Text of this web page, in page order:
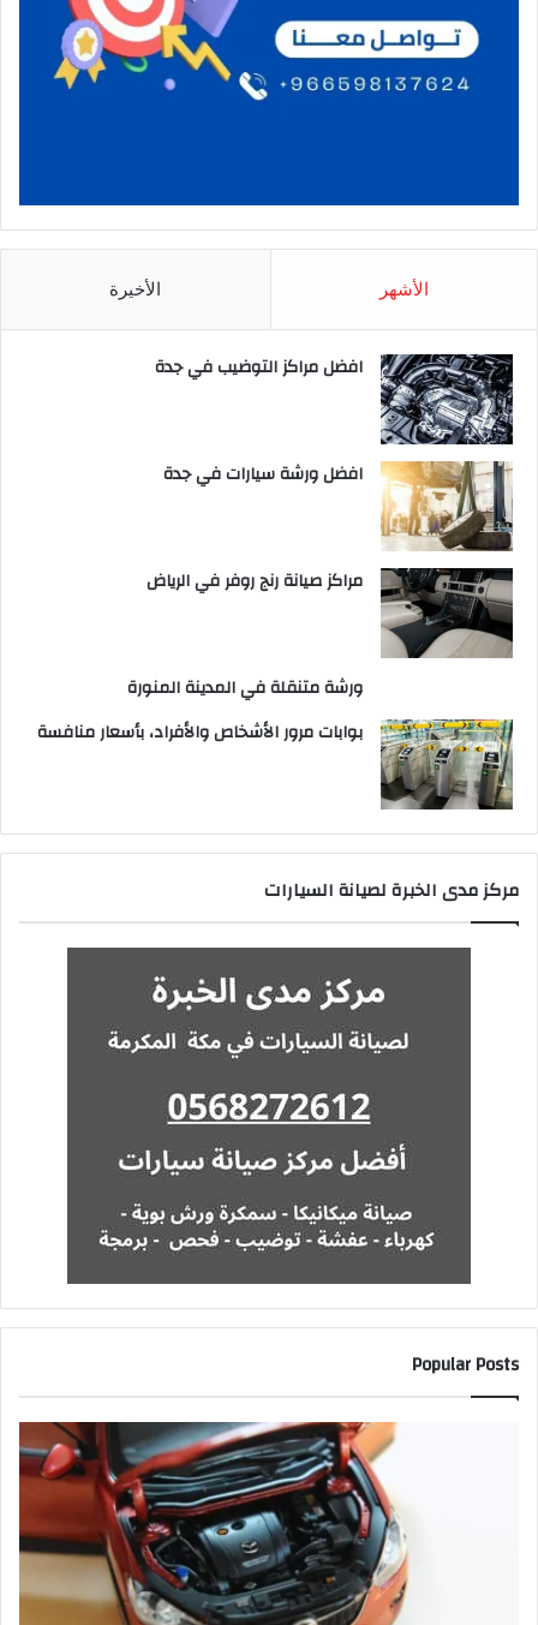
الأشهر الأخيرة
افضل مراكز التوضيب في جدة
افضل ورشة سيارات في جدة
مراكز صيانة رنج روفر في الرياض
ورشة متنقلة في المدينة المنورة
بوابات مرور الأشخاص والأفراد، بأسعار منافسة
مركز مدى الخبرة لصيانة السيارات
Popular Posts